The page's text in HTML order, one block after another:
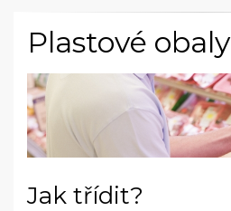
Plastové obaly
Jak třídit?